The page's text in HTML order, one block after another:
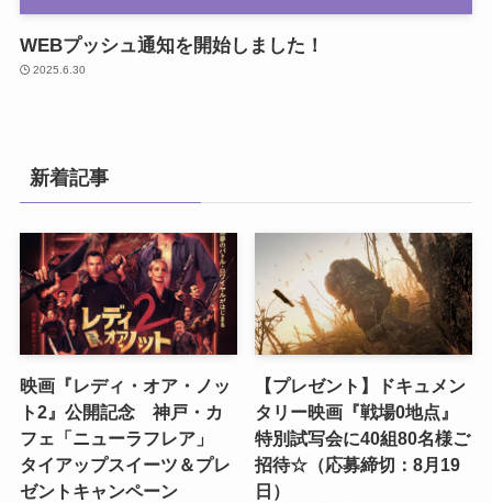
WEBプッシュ通知を開始しました！
2025.6.30
新着記事
映画『レディ・オア・ノッ
ト2』公開記念 神戸・カ
フェ「ニューラフレア」
タイアップスイーツ＆プレ
ゼントキャンペーン
【プレゼント】ドキュメン
タリー映画『戦場0地点』
特別試写会に40組80名様ご
招待☆（応募締切：8月19
日）